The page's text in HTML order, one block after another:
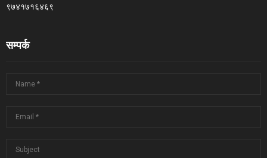
९७४१७१६४६९
सम्पर्क